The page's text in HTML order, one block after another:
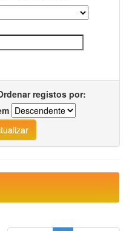
registos por: